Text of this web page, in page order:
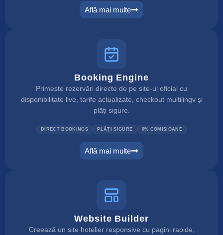
Află mai multe
ai integration
Booking Engine
Primește rezervări directe de pe site-ul oficial cu
disponibilitate live, tarife actualizate, checkout multilingv și
plăți sigure.
DIRECT BOOKINGS PLĂȚI SIGURE 0% COMISIOANE
Află mai multe
booking engine
Website Builder
Creează un site hotelier responsive cu pagini rapide,